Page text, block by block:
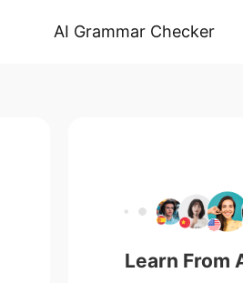
AI Grammar Checker
Learn From